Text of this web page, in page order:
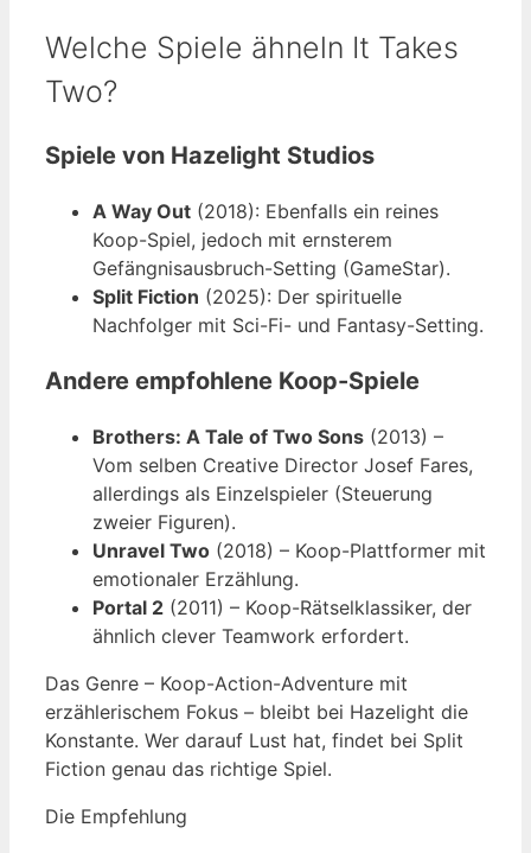
Welche Spiele ähneln It Takes
Two?
Spiele von Hazelight Studios
A Way Out (2018): Ebenfalls ein reines
Koop-Spiel, jedoch mit ernsterem
Gefängnisausbruch-Setting (GameStar).
Split Fiction (2025): Der spirituelle
Nachfolger mit Sci-Fi- und Fantasy-Setting.
Andere empfohlene Koop-Spiele
Brothers: A Tale of Two Sons (2013) –
Vom selben Creative Director Josef Fares,
allerdings als Einzelspieler (Steuerung
zweier Figuren).
Unravel Two (2018) – Koop-Plattformer mit
emotionaler Erzählung.
Portal 2 (2011) – Koop-Rätselklassiker, der
ähnlich clever Teamwork erfordert.
Das Genre – Koop-Action-Adventure mit
erzählerischem Fokus – bleibt bei Hazelight die
Konstante. Wer darauf Lust hat, findet bei Split
Fiction genau das richtige Spiel.
Die Empfehlung